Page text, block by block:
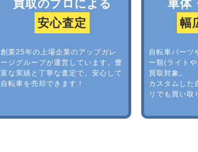
買取のプロによる
安心査定
創業25年の上場企業のアップガレ
ージグループが運営しています。豊
富な実績と丁寧な査定で、安心して
自転車を売却できます！
車体
幅
自転車パーツ
ー類(ライト
買取対象。
カスタムした
リでも買い取